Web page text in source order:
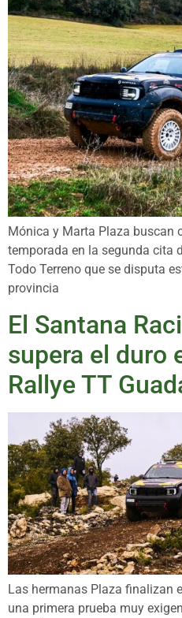
Mónica y Marta Plaza buscan
temporada en la segunda cita
Todo Terreno que se disputa
provincia
El Santana
supera el duro
Rallye TT
Las hermanas Plaza finalizan
una primera prueba muy